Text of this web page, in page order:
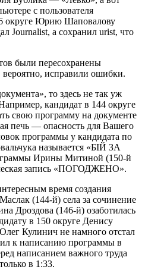
с пользователя
округе Юрию Шаповалову
Journalist, а сохранил urist, что
были пересохранены
исправили ошибки.
то здесь не так уж
кандидат в 144 округе
свою программу на документе
печь — опасность для Вашего
программы у кандидата по
называется «БІЙ ЗА
Ирины Митиной (150-й
запись «ПОГОДЖЕНО».
время создания
(144-й) села за сочинение
Дроздова (146-й) озаботилась
в 150 округе Денису
Кулинич не намного отстал
к написанию программы в
написанием важного труда
в 1:33.